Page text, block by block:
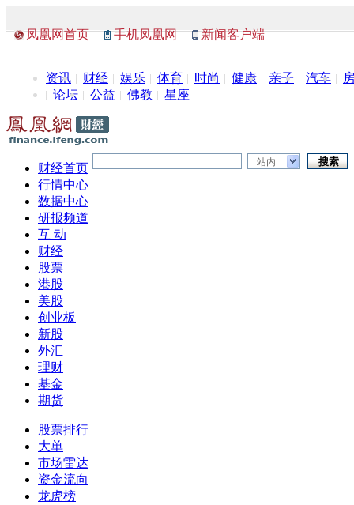
凤凰网首页 手机凤凰网 新闻客户端
资讯 财经 娱乐 体育 时尚 健康 亲子 汽车
论坛
公益 佛教 星座
站内
财经首页
行情中心
数据中心
研报频道
互 动
财经
股票
港股
美股
创业板
新股
外汇
理财
基金
期货
股票排行
大单
市场雷达
资金流向
龙虎榜